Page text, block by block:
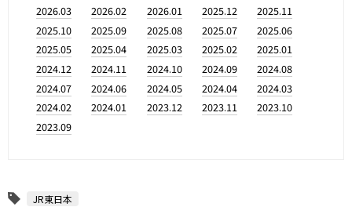
2026.03
2026.02 2026.01 2025.12
2025.11
2025.10
2025.09 2025.08 2025.07
2025.06
2025.05
2025.04 2025.03 2025.02
2025.01
2024.12
2024.11 2024.10 2024.09
2024.08
2024.07
2024.06 2024.05 2024.04
2024.03
2024.02
2024.01 2023.12 2023.11
2023.10
2023.09
JR東日本